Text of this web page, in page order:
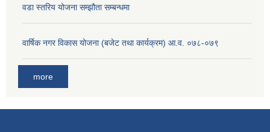
वडा स्तरिय योजना सम्झौता सम्बन्धमा
वार्षिक नगर विकास योजना (बजेट तथा कार्यक्रम) आ.व. ०७८-०७९
more